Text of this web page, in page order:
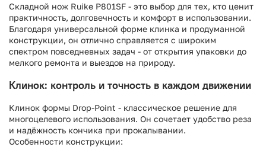
Складной нож Ruike P801SF - это выбор для тех, кто ценит
практичность, долговечность и комфорт в использовании.
Благодаря универсальной форме клинка и продуманной
конструкции, он отлично справляется с широким
спектром повседневных задач - от открытия упаковки до
мелкого ремонта и выездов на природу.
Клинок: контроль и точность в каждом движении
Клинок формы Drop-Point - классическое решение для
многоцелевого использования. Он сочетает удобство реза
и надёжность кончика при прокалывании.
Особенности конструкции: